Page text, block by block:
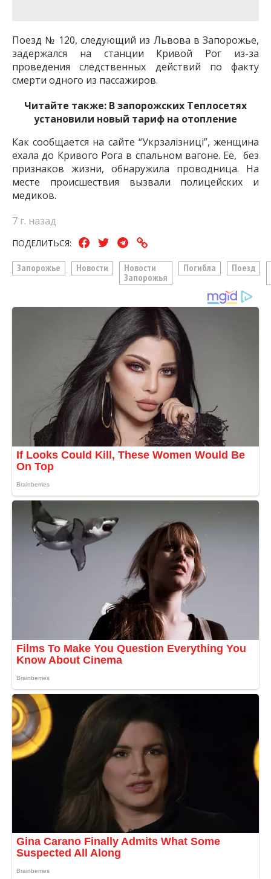
Поезд № 120, следующий из Львова в Запорожье,
задержался на станции Кривой Рог из-за
проведения следственных действий по факту
смерти одного из пассажиров.
Читайте также: В запорожских Теплосетях
установили новый тариф на отопление
Как сообщается на сайте “Укрзалізниці”, женщина
ехала до Кривого Рога в спальном вагоне. Её, без
признаков жизни, обнаружила проводница. На
месте происшествия вызвали полицейских и
медиков.
7 г. назад
ПОДЕЛИТЬСЯ:
Запорожье Новости
Новости
Запорожья
Погибла Поезд